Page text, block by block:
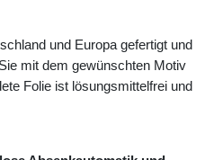
und Europa gefertigt und
mit dem gewünschten Motiv
Folie ist lösungsmittelfrei und